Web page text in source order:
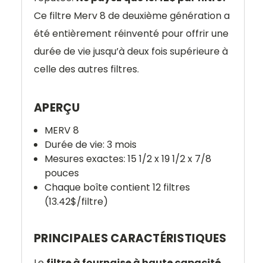
Ce filtre Merv 8 de deuxième génération a
été entièrement réinventé pour offrir une
durée de vie jusqu’à deux fois supérieure à
celle des autres filtres.
APERÇU
MERV 8
Durée de vie: 3 mois
Mesures exactes: 15 1/2 x 19 1/2 x 7/8
pouces
Chaque boîte contient 12 filtres
(13.42$/filtre)
PRINCIPALES CARACTÉRISTIQUES